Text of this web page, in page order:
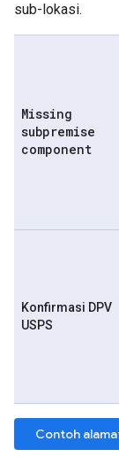
sub-lokasi.
Missing
subpremise
component
Konfirmasi DPV
USPS
Contoh